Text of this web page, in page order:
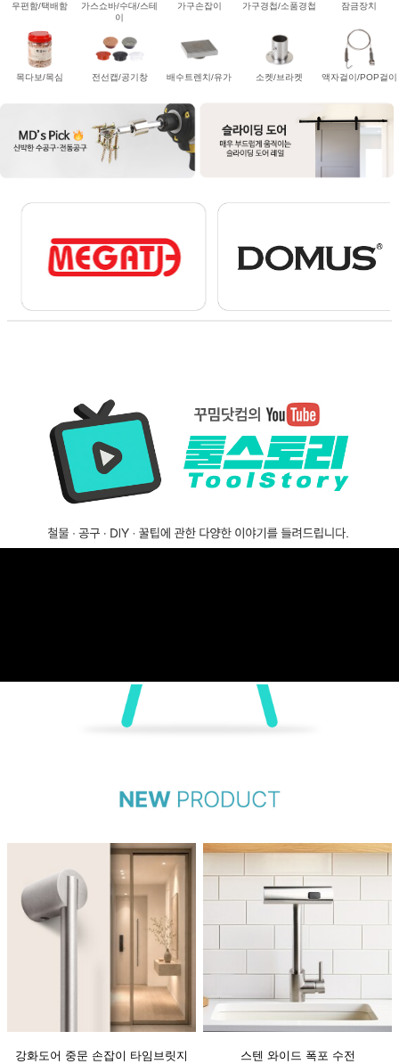
우편함/택배함
가스쇼바/수대/스테
이
가구손잡이 가구경첩/소품경첩 잠금장치
목다보/목심 전선캡/공기창 배수트렌치/유가 소켓/브라켓 액자걸이/POP걸이
강화도어 중문 손잡이 타임브릿지
스텐 와이드 폭포 수전